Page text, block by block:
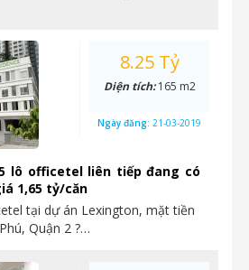
lô officetel liên tiếp đang có
1,65 tỷ/căn
tại dự án Lexington, mặt tiền
Quận 2 ?…
8.25 Tỷ
Diện tích:165 m2
Ngày đăng: 21-03-2019